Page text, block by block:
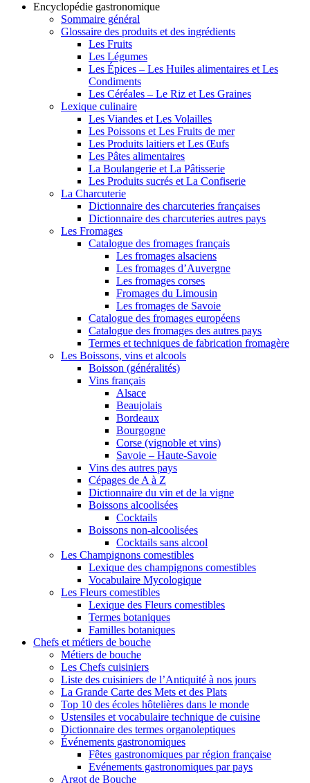
Encyclopédie gastronomique
Sommaire général
Glossaire des produits et des ingrédients
Les Fruits
Les Légumes
Les Épices – Les Huiles alimentaires et Les
Condiments
Les Céréales – Le Riz et Les Graines
Lexique culinaire
Les Viandes et Les Volailles
Les Poissons et Les Fruits de mer
Les Produits laitiers et Les Œufs
Les Pâtes alimentaires
La Boulangerie et La Pâtisserie
Les Produits sucrés et La Confiserie
La Charcuterie
Dictionnaire des charcuteries françaises
Dictionnaire des charcuteries autres pays
Les Fromages
Catalogue des fromages français
Les fromages alsaciens
Les fromages d’Auvergne
Les fromages corses
Fromages du Limousin
Les fromages de Savoie
Catalogue des fromages européens
Catalogue des fromages des autres pays
Termes et techniques de fabrication fromagère
Les Boissons, vins et alcools
Boisson (généralités)
Vins français
Alsace
Beaujolais
Bordeaux
Bourgogne
Corse (vignoble et vins)
Savoie – Haute-Savoie
Vins des autres pays
Cépages de A à Z
Dictionnaire du vin et de la vigne
Boissons alcoolisées
Cocktails
Boissons non-alcoolisées
Cocktails sans alcool
Les Champignons comestibles
Lexique des champignons comestibles
Vocabulaire Mycologique
Les Fleurs comestibles
Lexique des Fleurs comestibles
Termes botaniques
Familles botaniques
Chefs et métiers de bouche
Métiers de bouche
Les Chefs cuisiniers
Liste des cuisiniers de l’Antiquité à nos jours
La Grande Carte des Mets et des Plats
Top 10 des écoles hôtelières dans le monde
Ustensiles et vocabulaire technique de cuisine
Dictionnaire des termes organoleptiques
Événements gastronomiques
Fêtes gastronomiques par région française
Evénements gastronomiques par pays
Argot de Bouche